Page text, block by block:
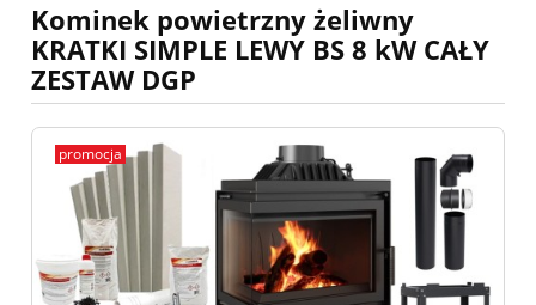
Kominek powietrzny żeliwny
KRATKI SIMPLE LEWY BS 8 kW CAŁY
ZESTAW DGP
promocja